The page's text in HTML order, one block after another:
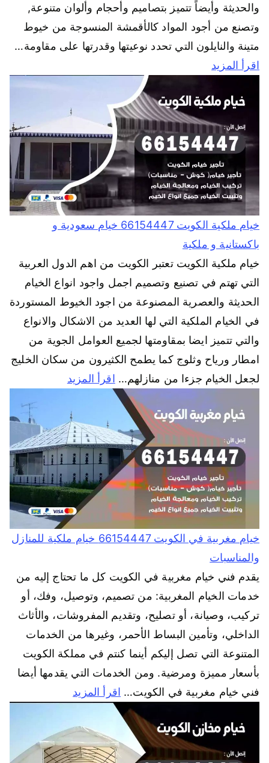
والحديثة وأيضاً تتميز بتصاميم وأحجام وألوان متنوعة,
وتصنع من أجود المواد كالأقمشة المنسوجة من خيوط
متينة والنايلون التي تحدد نوعيتها وقدرتها على مقاومة…
اقرأ المزيد
خيام ملكية الكويت 66154447 خيام سعودية و
باكستانية و ملكية
خيام ملكية الكويت تعتبر الكويت من اهم الدول العربية
التي تهتم في تصنيع وتصميم اجمل واجود انواع الخيام
الحديثة والعصرية المصنوعة من اجود الخيوط المستوردة
في الخيام الملكية التي لها العديد من الاشكال والانواع
والتي تتميز ايضا بمقاومتها لجميع العوامل الجوية من
امطار ورياح وثلوج كما يطمح الكثيرون من سكان الخليج
لجعل الخيام جزءا من منازلهم… اقرأ المزيد
خيام مغربية في الكويت 66154447 خيام ملكية للمنازل
والمناسبات
يقدم فني خيام مغربية في الكويت كل ما تحتاج إليه من
خدمات الخيام المغربية: من تصميم، وتوصيل، وفك، أو
تركيب، وصيانة، أو تصليح، وتقديم المفروشات، والأثاث
الداخلي، وتأمين البساط الأحمر، وغيرها من الخدمات
المتنوعة التي تصل إليكم أينما كنتم في مملكة الكويت
بأسعار مميزة ومرضية. ومن الخدمات التي يقدمها أيضا
فني خيام مغربية في الكويت… اقرأ المزيد